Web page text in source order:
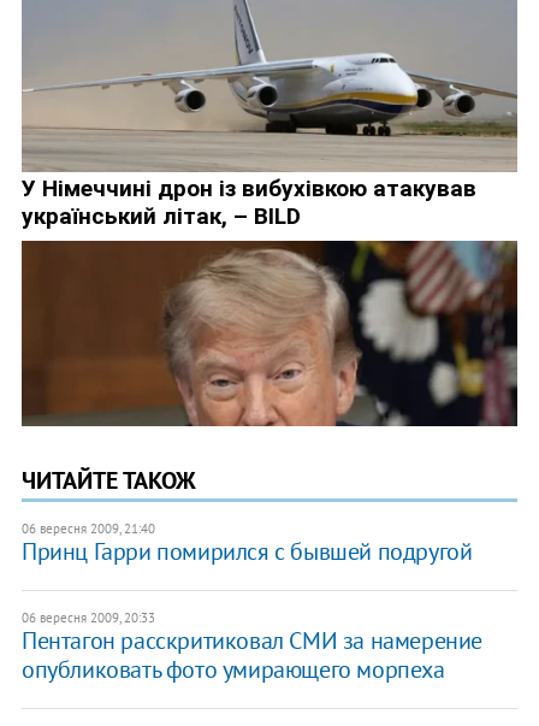
ЧИТАЙТЕ ТАКОЖ
06 вересня 2009, 21:40
Принц Гарри помирился с бывшей подругой
06 вересня 2009, 20:33
Пентагон расскритиковал СМИ за намерение
опубликовать фото умирающего морпеха